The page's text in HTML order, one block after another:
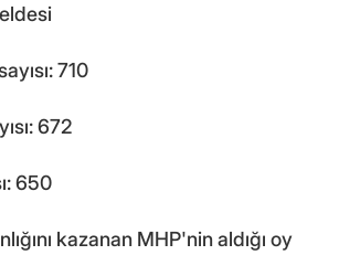
710
672
650
kazanan MHP'nin aldığı oy